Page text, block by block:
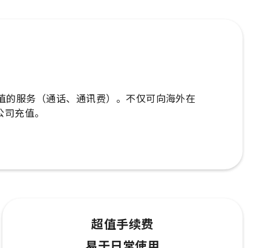
服务（通话、通讯费）。不仅可向海外在
充值。
超值手续费